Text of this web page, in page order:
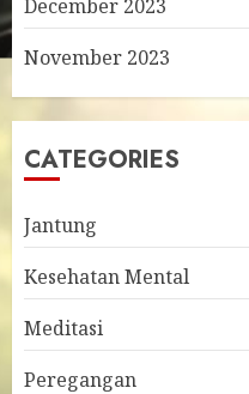
December 2023
November 2023
CATEGORIES
Jantung
Kesehatan Mental
Meditasi
Peregangan